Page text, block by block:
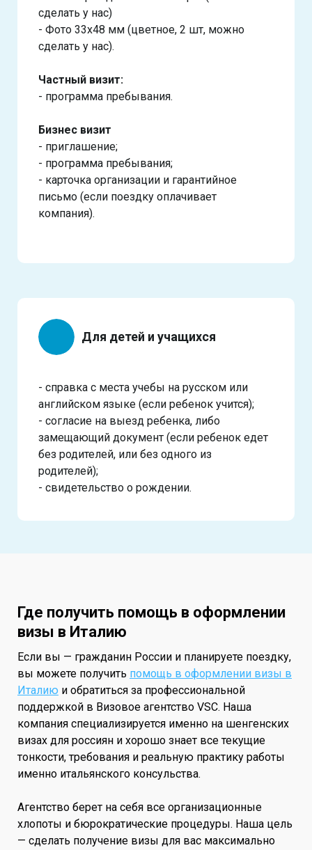
сделать у нас)
- Фото 33х48 мм (цветное, 2 шт, можно
сделать у нас).
Частный визит:
- программа пребывания.
Бизнес визит
- приглашение;
- программа пребывания;
- карточка организации и гарантийное
письмо (если поездку оплачивает
компания).
Для детей и учащихся
- справка с места учебы на русском или
английском языке (если ребенок учится);
- согласие на выезд ребенка, либо
замещающий документ (если ребенок едет
без родителей, или без одного из
родителей);
- свидетельство о рождении.
Где получить помощь в оформлении
визы в Италию
Если вы — гражданин России и планируете поездку,
вы можете получить помощь в оформлении визы в
Италию и обратиться за профессиональной
поддержкой в Визовое агентство VSC. Наша
компания специализируется именно на шенгенских
визах для россиян и хорошо знает все текущие
тонкости, требования и реальную практику работы
именно итальянского консульства.
Агентство берет на себя все организационные
хлопоты и бюрократические процедуры. Наша цель
— сделать получение визы для вас максимально